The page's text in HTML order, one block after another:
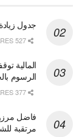
جدول زيادة مرتبات
المالية
الرسوم
مرتقبة